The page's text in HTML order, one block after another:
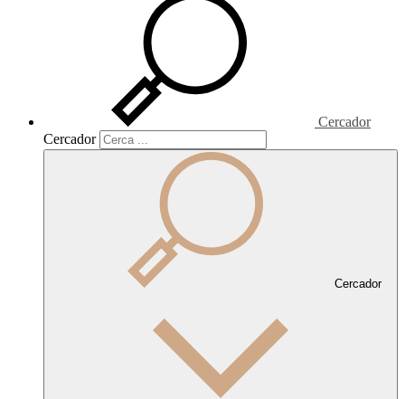
Cercador
Cercador
Cercador